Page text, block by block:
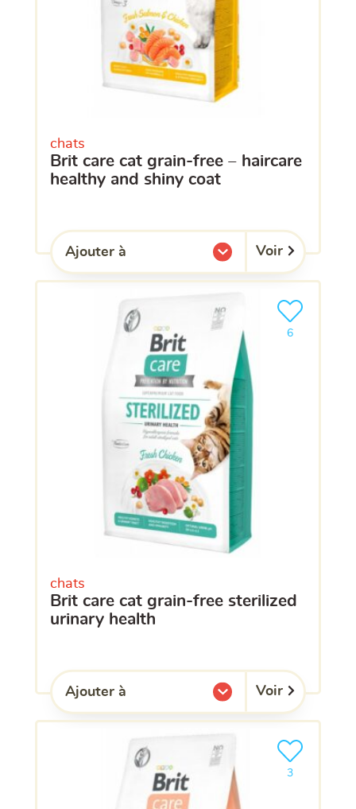
chats
brit care cat grain-free – haircare
healthy and shiny coat
Ajouter à
l'une de mes listes. Voir
chats
brit care cat grain-free sterilized
urinary health
6
Ajouter le
clients ont
Ajouter à
l'une de mes listes. Voir
3
Ajouter le
clients ont